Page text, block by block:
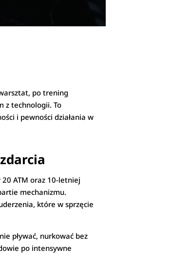
po trening
z technologii. To
i pewności działania w
20 ATM oraz 10-letniej
mechanizmu.
które w sprzęcie
pływać, nurkować bez
po intensywne